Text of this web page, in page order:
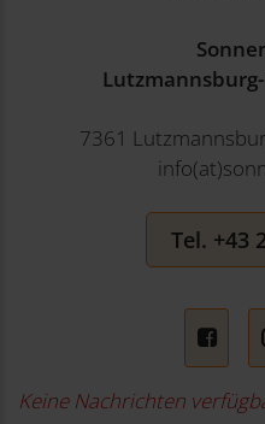
7361
Tel. +43
Keine Nachrichten